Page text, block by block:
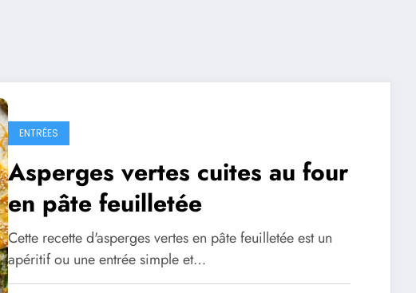
ENTRÉES
Asperges vertes cuites au four
en pâte feuilletée
Cette recette d'asperges vertes en pâte feuilletée est un
apéritif ou une entrée simple et…